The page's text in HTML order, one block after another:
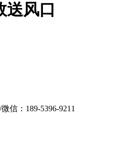
送风口
信：189-5396-9211